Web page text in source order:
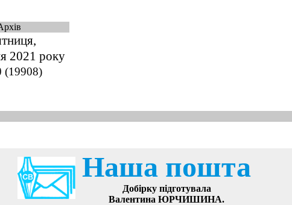
2021 року
Наша пошта
Добірку підготувала
Валентина ЮРЧИШИНА.